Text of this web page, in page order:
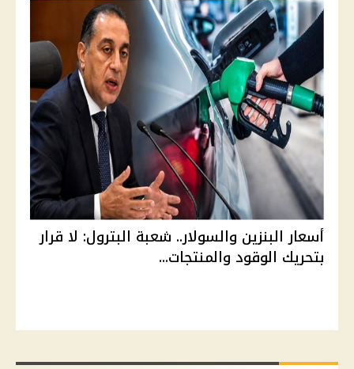
أسعار البنزين والسولار.. شعبة البترول: لا قرار
بتحريك الوقود والمنتجات...